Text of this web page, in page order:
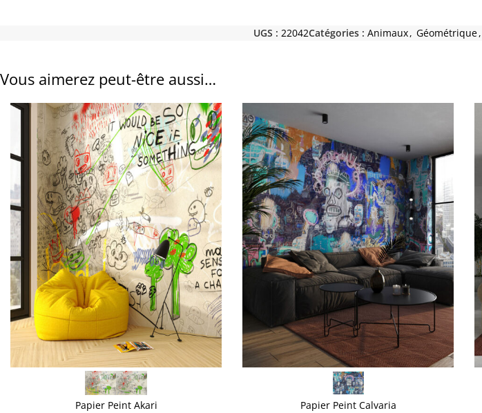
UGS : 22042Catégories : Animaux, Géométrique,
Vous aimerez peut-être aussi…
Papier Peint Akari Papier Peint Calvaria